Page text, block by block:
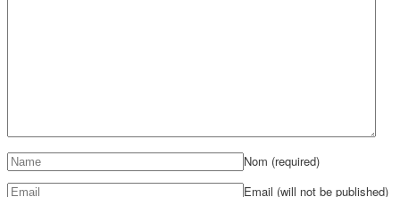
Nom (required)
Email (will not be published)